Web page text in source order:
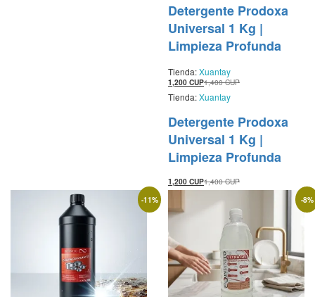
Detergente Prodoxa
Universal 1 Kg |
Limpieza Profunda
Tienda:Xuantay
1,200 CUP1,400CUP
Tienda:Xuantay
Detergente Prodoxa
Universal 1 Kg |
Limpieza Profunda
1,200 CUP1,400CUP
-11% -8%